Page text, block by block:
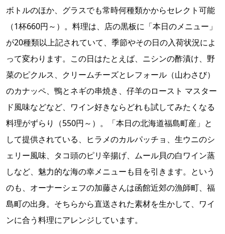
ボトルのほか、グラスでも常時何種類かからセレクト可能
（1杯660円～）。料理は、店の黒板に「本日のメニュー」
が20種類以上記されていて、季節やその日の入荷状況によ
って変わります。この日はたとえば、ニシンの酢漬け、野
菜のピクルス、クリームチーズとレフォール（山わさび）
のカナッペ、鴨とネギの串焼き、仔羊のロースト マスター
ド風味などなど、ワイン好きならどれも試してみたくなる
料理がずらり（550円～）。「本日の北海道福島町産」と
して提供されている、ヒラメのカルパッチョ、生ウニのシ
ェリー風味、タコ頭のピリ辛揚げ、ムール貝の白ワイン蒸
しなど、魅力的な海の幸メニューも目を引きます。という
のも、オーナーシェフの加藤さんは函館近郊の漁師町、福
島町の出身。そちらから直送された素材を生かして、ワイ
ンに合う料理にアレンジしています。